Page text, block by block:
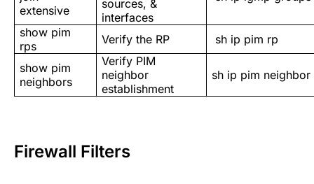
extensive
sources, &
interfaces
show pim
rps
Verify the RP sh ip pim rp
show pim
neighbors
Verify PIM
neighbor
establishment
sh ip pim neighbor
Firewall Filters